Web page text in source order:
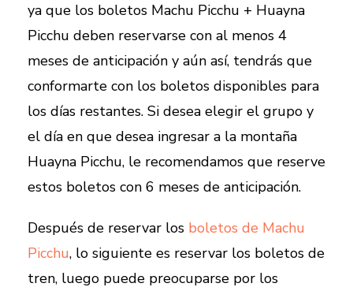
ya que los boletos Machu Picchu + Huayna
Picchu deben reservarse con al menos 4
meses de anticipación y aún así, tendrás que
conformarte con los boletos disponibles para
los días restantes. Si desea elegir el grupo y
el día en que desea ingresar a la montaña
Huayna Picchu, le recomendamos que reserve
estos boletos con 6 meses de anticipación.
Después de reservar los boletos de Machu
Picchu, lo siguiente es reservar los boletos de
tren, luego puede preocuparse por los